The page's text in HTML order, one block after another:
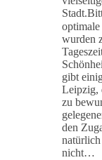
wurden
gibt
Leipzig,
zu
den
natürlich
nicht…